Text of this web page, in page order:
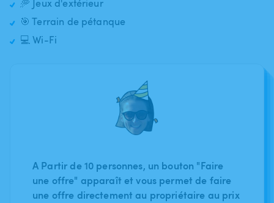
🥏 Jeux d'extérieur
🎯 Terrain de pétanque
💻 Wi-Fi
A Partir de 10 personnes, un bouton "Faire
une offre" apparaît et vous permet de faire
une offre directement au propriétaire au prix